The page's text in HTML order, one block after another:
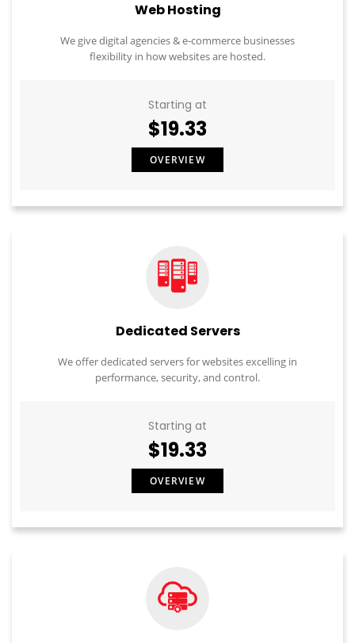
Web Hosting
We give digital agencies & e-commerce businesses
flexibility in how websites are hosted.
Starting at
$19.33
OVERVIEW
Dedicated Servers
We offer dedicated servers for websites excelling in
performance, security, and control.
Starting at
$19.33
OVERVIEW